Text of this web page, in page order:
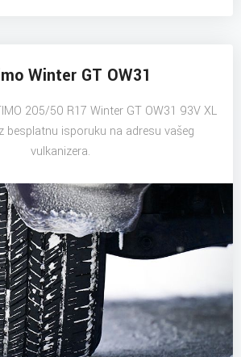
Winter GT OW31
205/50 R17 Winter GT OW31 93V XL
besplatnu isporuku na adresu vašeg
vulkanizera.